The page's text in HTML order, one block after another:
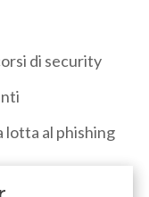
di security
lotta al phishing